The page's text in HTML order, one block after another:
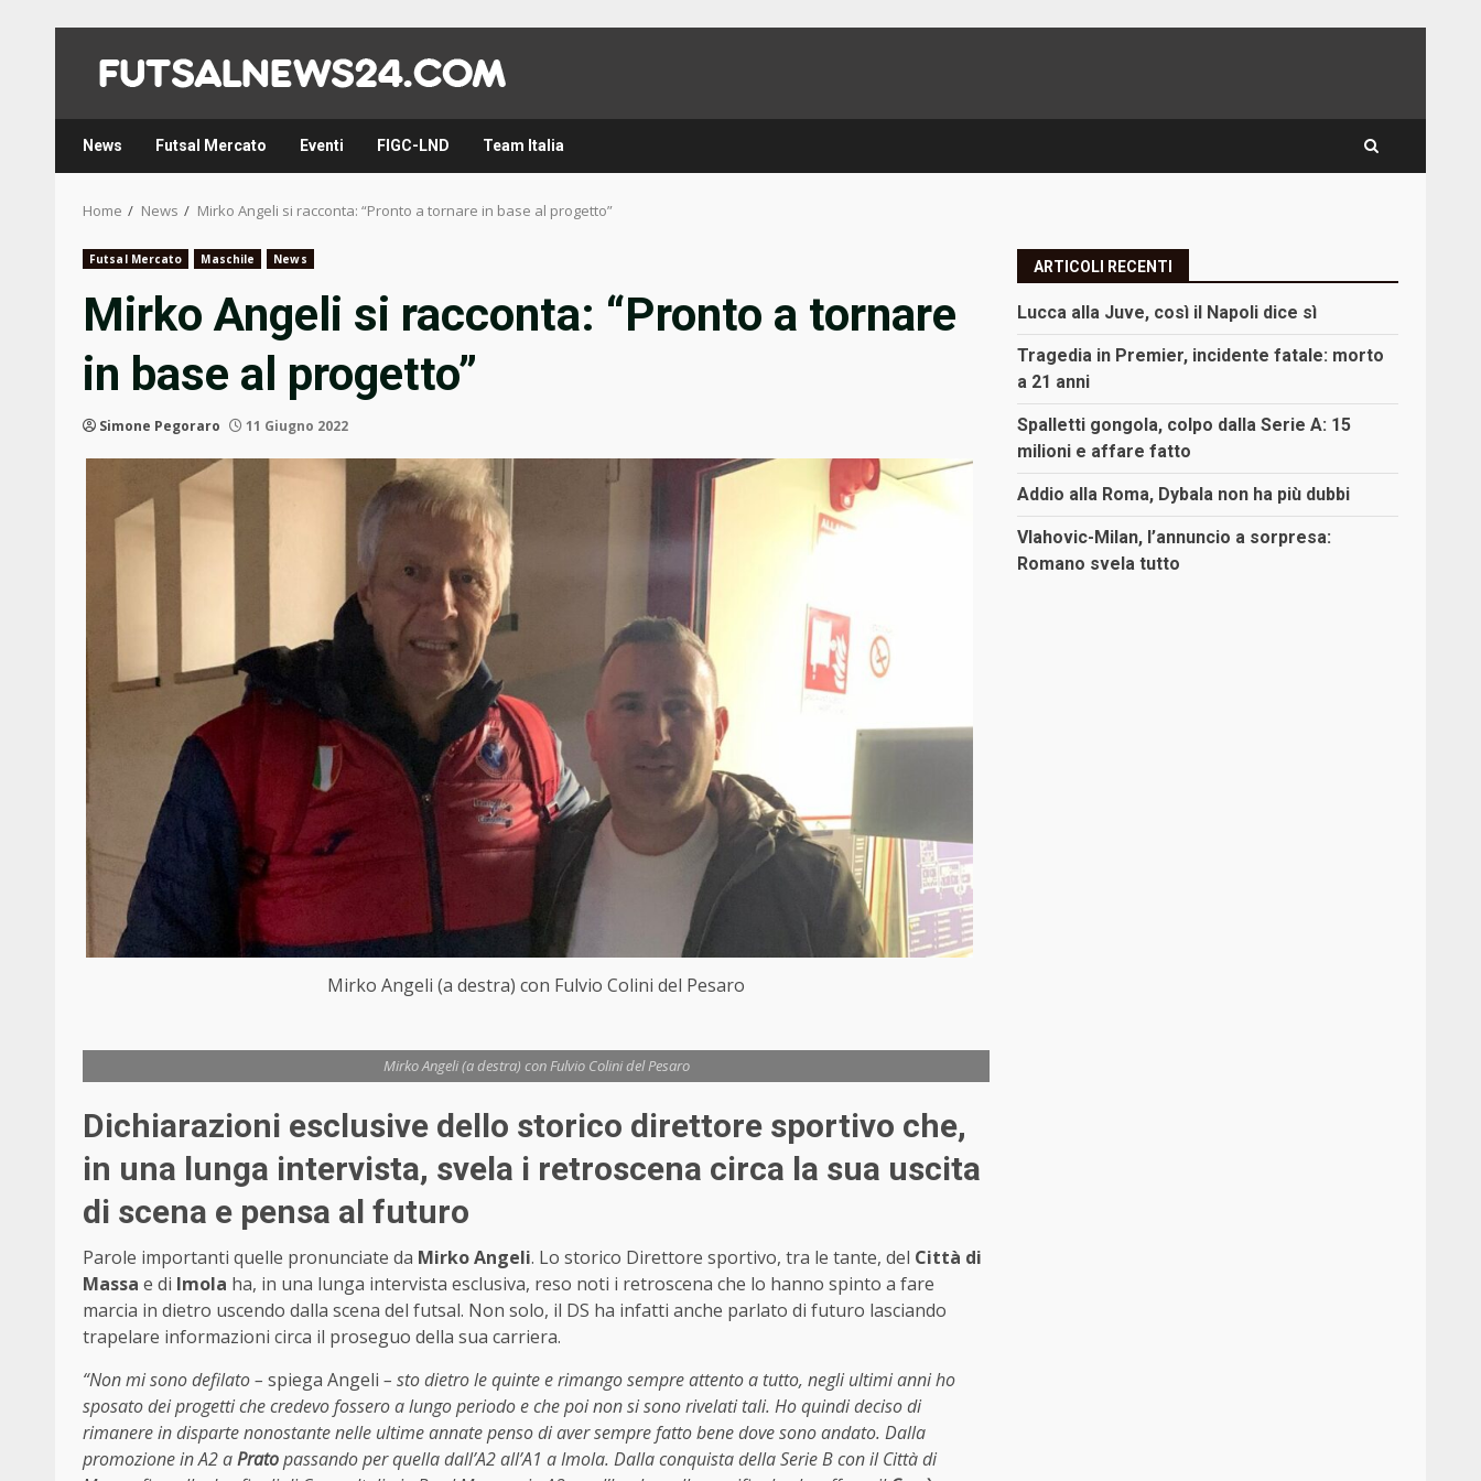
content
News Futsal Mercato Eventi FIGC-LND Team Italia
Home News Mirko Angeli si racconta: “Pronto a tornare in base al progetto”
Futsal Mercato Maschile News
Mirko Angeli si racconta: “Pronto a tornare
in base al progetto”
Simone Pegoraro 11 Giugno 2022
Mirko Angeli (a destra) con Fulvio Colini del Pesaro
Mirko Angeli (a destra) con Fulvio Colini del Pesaro
Dichiarazioni esclusive dello storico direttore sportivo che,
in una lunga intervista, svela i retroscena circa la sua uscita
di scena e pensa al futuro
Parole importanti quelle pronunciate da Mirko Angeli. Lo storico Direttore sportivo, tra le tante, del Città di
Massa e di Imola ha, in una lunga intervista esclusiva, reso noti i retroscena che lo hanno spinto a fare
marcia in dietro uscendo dalla scena del futsal. Non solo, il DS ha infatti anche parlato di futuro lasciando
trapelare informazioni circa il proseguo della sua carriera.
“Non mi sono defilato – spiega Angeli – sto dietro le quinte e rimango sempre attento a tutto, negli ultimi anni ho
sposato dei progetti che credevo fossero a lungo periodo e che poi non si sono rivelati tali. Ho quindi deciso di
rimanere in disparte nonostante nelle ultime annate penso di aver sempre fatto bene dove sono andato. Dalla
promozione in A2 aPratopassando per quella dall’A2 all’A1 a Imola. Dalla conquista della Serie B con il Città di
ARTICOLI RECENTI
Lucca alla Juve, così il Napoli dice sì
Tragedia in Premier, incidente fatale: morto
a 21 anni
Spalletti gongola, colpo dalla Serie A: 15
milioni e affare fatto
Addio alla Roma, Dybala non ha più dubbi
Vlahovic-Milan, l’annuncio a sorpresa:
Romano svela tutto